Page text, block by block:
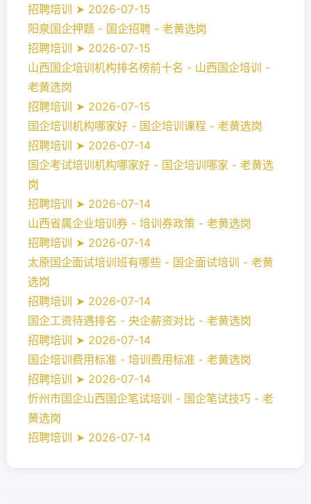
招聘培训 ➤ 2026-07-15
阳泉国企押题 - 国企招聘 - 老黄选岗
招聘培训 ➤ 2026-07-15
山西国企培训机构排名榜前十名 - 山西国企培训 -
老黄选岗
招聘培训 ➤ 2026-07-15
国企培训机构哪家好 - 国企培训课程 - 老黄选岗
招聘培训 ➤ 2026-07-14
国企考试培训机构哪家好 - 国企培训哪家 - 老黄选
岗
招聘培训 ➤ 2026-07-14
山西省属企业培训券 - 培训券政策 - 老黄选岗
招聘培训 ➤ 2026-07-14
太原国企面试培训班有哪些 - 国企面试培训 - 老黄
选岗
招聘培训 ➤ 2026-07-14
国企工资待遇排名 - 央企薪资对比 - 老黄选岗
招聘培训 ➤ 2026-07-14
国企培训费用标准 - 培训费用标准 - 老黄选岗
招聘培训 ➤ 2026-07-14
忻州市国企山西国企笔试培训 - 国企笔试技巧 - 老
黄选岗
招聘培训 ➤ 2026-07-14